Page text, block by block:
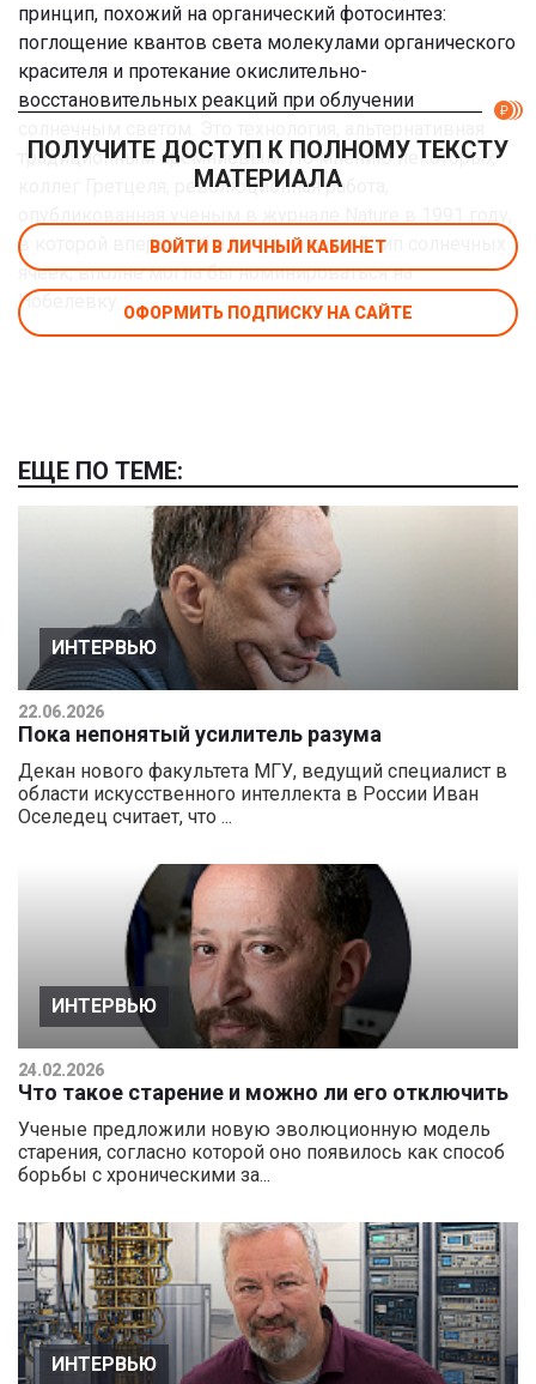
принцип, похожий на органический фотосинтез:
поглощение квантов света молекулами органического
красителя и протекание окислительно-
восстановительных реакций при облучении
традиционным кремниевым. По мнению некоторых
коллег Гретцеля, революционная работа,
в которой впервые был описан новый тип солнечных
ячеек, вполне могла бы номинироваться на
Нобелевку.
ПОЛУЧИТЕ ДОСТУП К ПОЛНОМУ ТЕКСТУ
МАТЕРИАЛА
ВОЙТИ В ЛИЧНЫЙ КАБИНЕТ
ОФОРМИТЬ ПОДПИСКУ НА САЙТЕ
ЕЩЕ ПО ТЕМЕ:
ИНТЕРВЬЮ
22.06.2026
Пока непонятый усилитель разума
Декан нового факультета МГУ, ведущий специалист в
области искусственного интеллекта в России Иван
Оселедец считает, что ...
ИНТЕРВЬЮ
24.02.2026
Что такое старение и можно ли его отключить
Ученые предложили новую эволюционную модель
старения, согласно которой оно появилось как способ
борьбы с хроническими за...
ИНТЕРВЬЮ